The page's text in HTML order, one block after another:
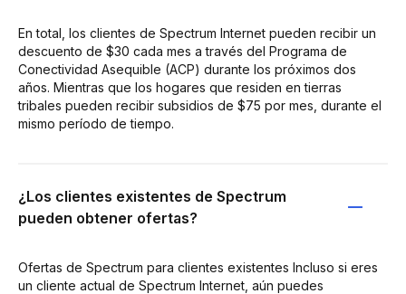
En total, los clientes de Spectrum Internet pueden recibir un
descuento de $30 cada mes a través del Programa de
Conectividad Asequible (ACP) durante los próximos dos
años. Mientras que los hogares que residen en tierras
tribales pueden recibir subsidios de $75 por mes, durante el
mismo período de tiempo.
¿Los clientes existentes de Spectrum
pueden obtener ofertas?
Ofertas de Spectrum para clientes existentes Incluso si eres
un cliente actual de Spectrum Internet, aún puedes